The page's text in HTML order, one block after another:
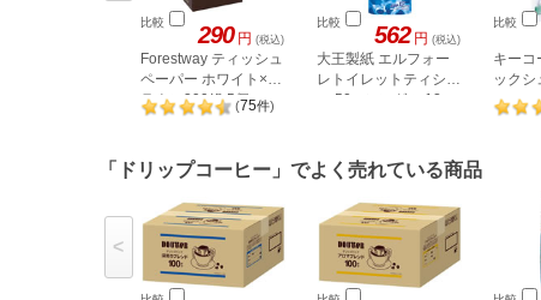
比較 290 円 (税込)
Forestway ティッシュ
ペーパー ホワイト×ブ
ラウン200組 5個
(75件)
比較 562 円 (税込)
大王製紙 エルフォー
レトイレットティシュ
ー 50mシングル 12ロ
比較
キーコ
ック
「ドリップコーヒー」でよく売れている商品
<